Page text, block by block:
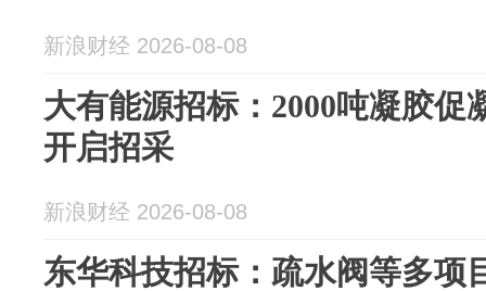
新浪财经 2026-08-08
大有能源招标：2000吨凝胶促
开启招采
新浪财经 2026-08-08
东华科技招标：疏水阀等多项